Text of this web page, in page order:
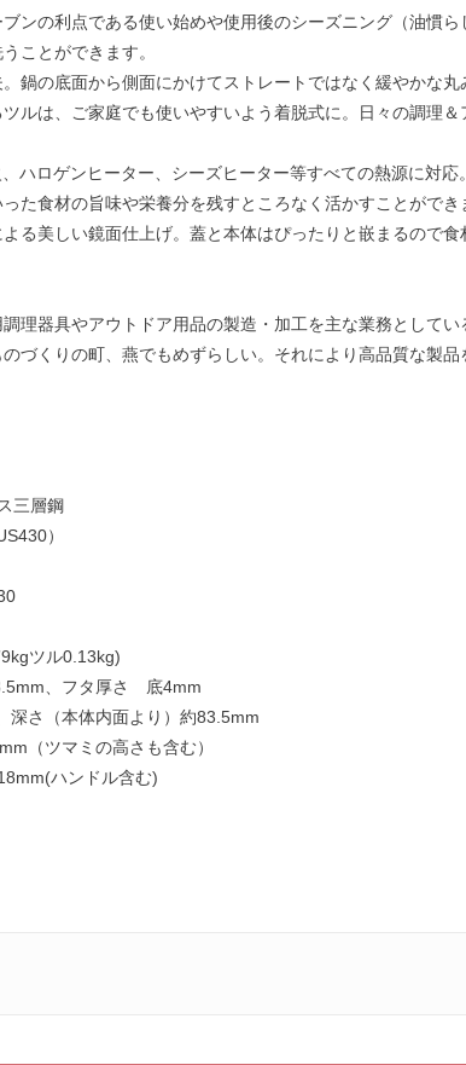
ンの利点である使い始めや使用後のシーズニング（油慣
ことができます。
鍋の底面から側面にかけてストレートではなく緩やかな
ルは、ご家庭でも使いやすいよう着脱式に。日々の調理＆
ハロゲンヒーター、シーズヒーター等すべての熱源に対
た食材の旨味や栄養分を残すところなく活かすことができ
る美しい鏡面仕上げ。蓋と本体はぴったりと嵌まるので
理器具やアウトドア用品の製造・加工を主な業務として
づくりの町、燕でもめずらしい。それにより高品質な製品
三層鋼
）
ツル0.13kg)
、フタ厚さ 底4mm
さ（本体内面より）約83.5mm
（ツマミの高さも含む）
ハンドル含む)